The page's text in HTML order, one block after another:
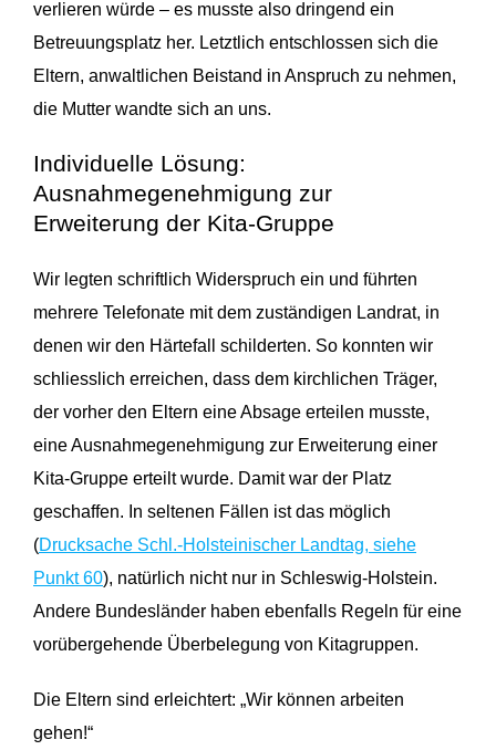
verlieren würde – es musste also dringend ein
Betreuungsplatz her. Letztlich entschlossen sich die
Eltern, anwaltlichen Beistand in Anspruch zu nehmen,
die Mutter wandte sich an uns.
Individuelle Lösung:
Ausnahmegenehmigung zur
Erweiterung der Kita-Gruppe
Wir legten schriftlich Widerspruch ein und führten
mehrere Telefonate mit dem zuständigen Landrat, in
denen wir den Härtefall schilderten. So konnten wir
schliesslich erreichen, dass dem kirchlichen Träger,
der vorher den Eltern eine Absage erteilen musste,
eine Ausnahmegenehmigung zur Erweiterung einer
Kita-Gruppe erteilt wurde. Damit war der Platz
geschaffen. In seltenen Fällen ist das möglich
(Drucksache Schl.-Holsteinischer Landtag, siehe
Punkt 60), natürlich nicht nur in Schleswig-Holstein.
Andere Bundesländer haben ebenfalls Regeln für eine
vorübergehende Überbelegung von Kitagruppen.
Die Eltern sind erleichtert: „Wir können arbeiten
gehen!“